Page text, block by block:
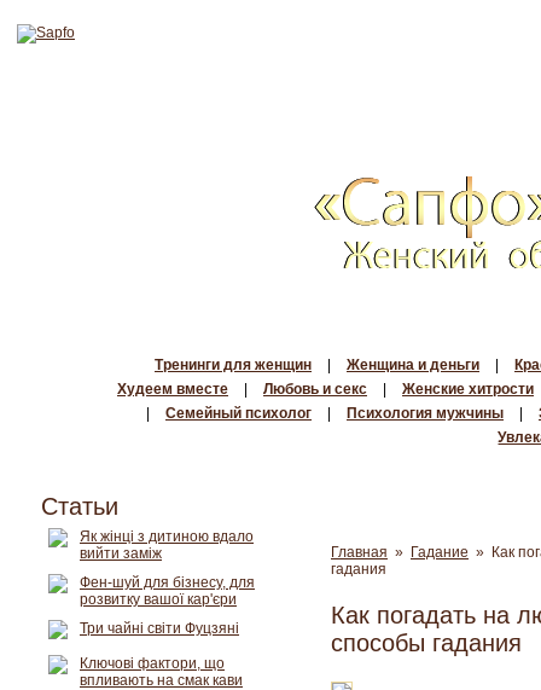
Тренинги для женщин Женщина и деньги
Худеем вместе
Любовь и секс
Женские хитрости
Семейный психолог Психология мужчины
Главная » Гадание » Как
гадания
Как погадать на
способы гадания
Статьи
Як жінці з дитиною вдало
вийти заміж
Фен-шуй для бізнесу, для
розвитку вашої кар'єри
Три чайні світи Фуцзяні
Ключові фактори, що
впливають на смак кави